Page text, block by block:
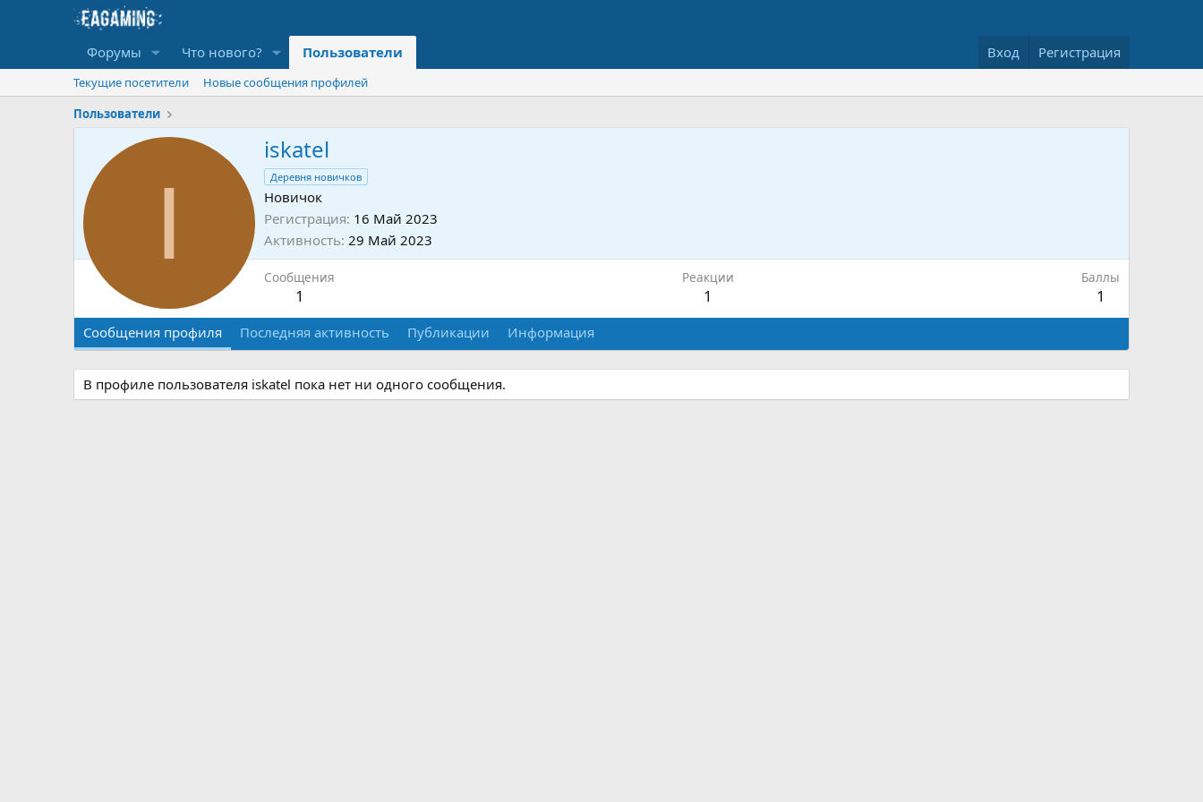
Форумы Что нового? Пользователи Вход Регистрация
Текущие посетители
Новые сообщения профилей
Пользователи
I
iskatel
Деревня новичков
Новичок
Регистрация 16 Май 2023
Активность 29 Май 2023
Сообщения
1
Реакции
1
Баллы
1
Сообщения профиля Последняя активность Публикации Информация
В профиле пользователя iskatel пока нет ни одного сообщения.